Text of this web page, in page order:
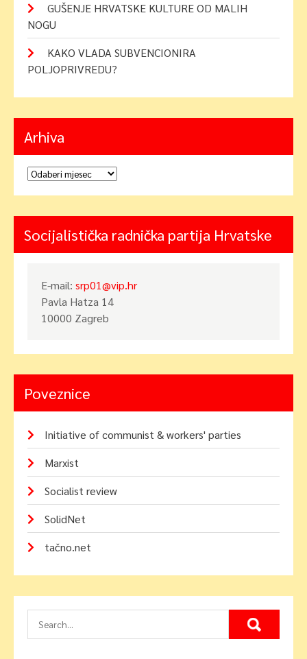
GUŠENJE HRVATSKE KULTURE OD MALIH
NOGU
KAKO VLADA SUBVENCIONIRA
POLJOPRIVREDU?
Arhiva
Arhiva
Socijalistička radnička partija Hrvatske
E-mail: srp01@vip.hr
Pavla Hatza 14
10000 Zagreb
Poveznice
Initiative of communist & workers' parties
Marxist
Socialist review
SolidNet
tačno.net